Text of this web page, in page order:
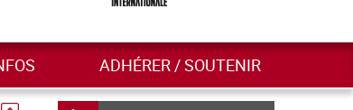
ADHÉRER / SOUTENIR